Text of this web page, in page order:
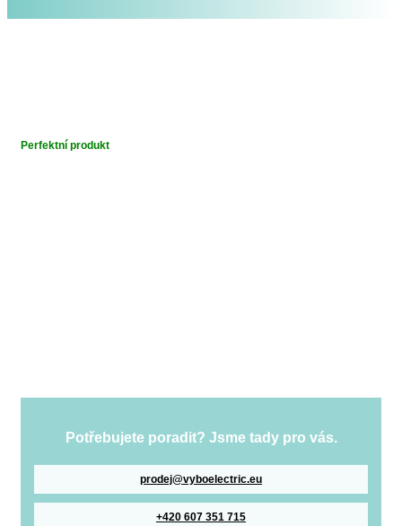
Perfektní produkt
Potřebujete poradit? Jsme tady pro vás.
prodej@vyboelectric.eu
+420 607 351 715